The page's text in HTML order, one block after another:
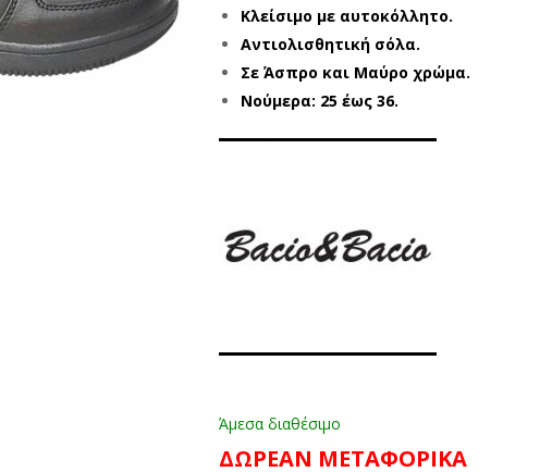
Κλείσιμο με αυτοκόλλητο.
Αντιολισθητική σόλα.
Σε Άσπρο και Μαύρο χρώμα.
Νούμερα: 25 έως 36.
Άμεσα διαθέσιμο
ΔΩΡΕΑΝ ΜΕΤΑΦΟΡΙΚΑ